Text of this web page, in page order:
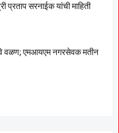
प्रताप सरनाईक यांची माहिती
वळण; एमआयएम नगरसेवक मतीन